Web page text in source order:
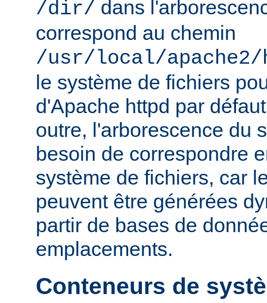
/dir/ dans
correspond au chemin
/usr/local/
le système de fichiers
d'Apache httpd par
outre, l'arborescence du
besoin de correspondre
système de fichiers, car
peuvent être générées
partir de bases de
emplacements.
Conteneurs de